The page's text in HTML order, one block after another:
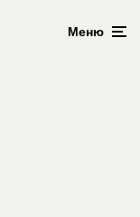
Меню